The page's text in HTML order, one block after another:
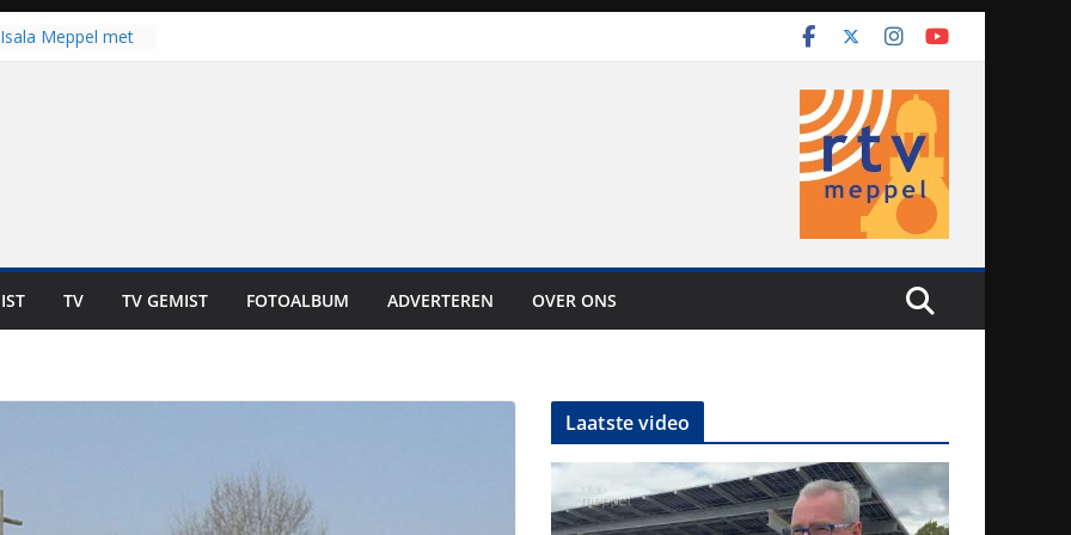
Meppel met
niet in geld uit te
TV TV GEMIST FOTOALBUM ADVERTEREN OVER ONS
Laatste video